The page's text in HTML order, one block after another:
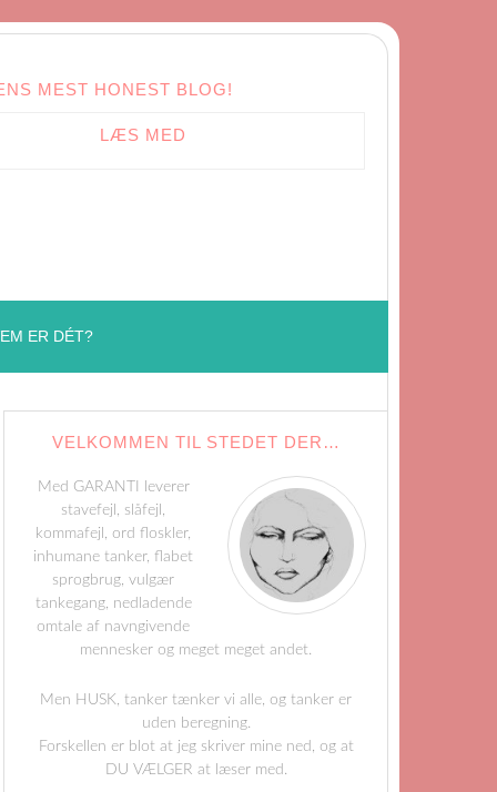
MEST HONEST BLOG!
LÆS MED
ER DÉT?
VELKOMMEN TIL STEDET DER…
Med GARANTI leverer
stavefejl, slåfejl,
kommafejl, ord floskler,
inhumane tanker, flabet
sprogbrug, vulgær
tankegang, nedladende
omtale af navngivende
mennesker og meget meget andet.
Men HUSK, tanker tænker vi alle, og tanker er
uden beregning.
Forskellen er blot at jeg skriver mine ned, og at
DU VÆLGER at læser med.